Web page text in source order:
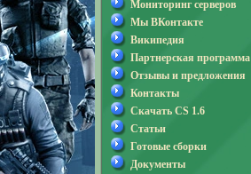
Мониторинг серверов
Мы ВКонтакте
Википедия
Партнерская программа
Отзывы и предложения
Контакты
Скачать CS 1.6
Статьи
Готовые сборки
Документы